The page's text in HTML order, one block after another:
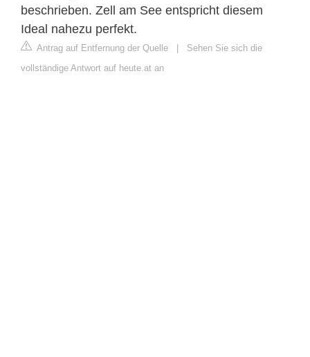
beschrieben. Zell am See entspricht diesem
Ideal nahezu perfekt.
Antrag auf Entfernung der Quelle
Sehen Sie sich die
vollständige Antwort auf heute.at an